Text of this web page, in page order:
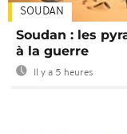
SOUDAN
Soudan : les
à la guerre
Il y a 5 heures